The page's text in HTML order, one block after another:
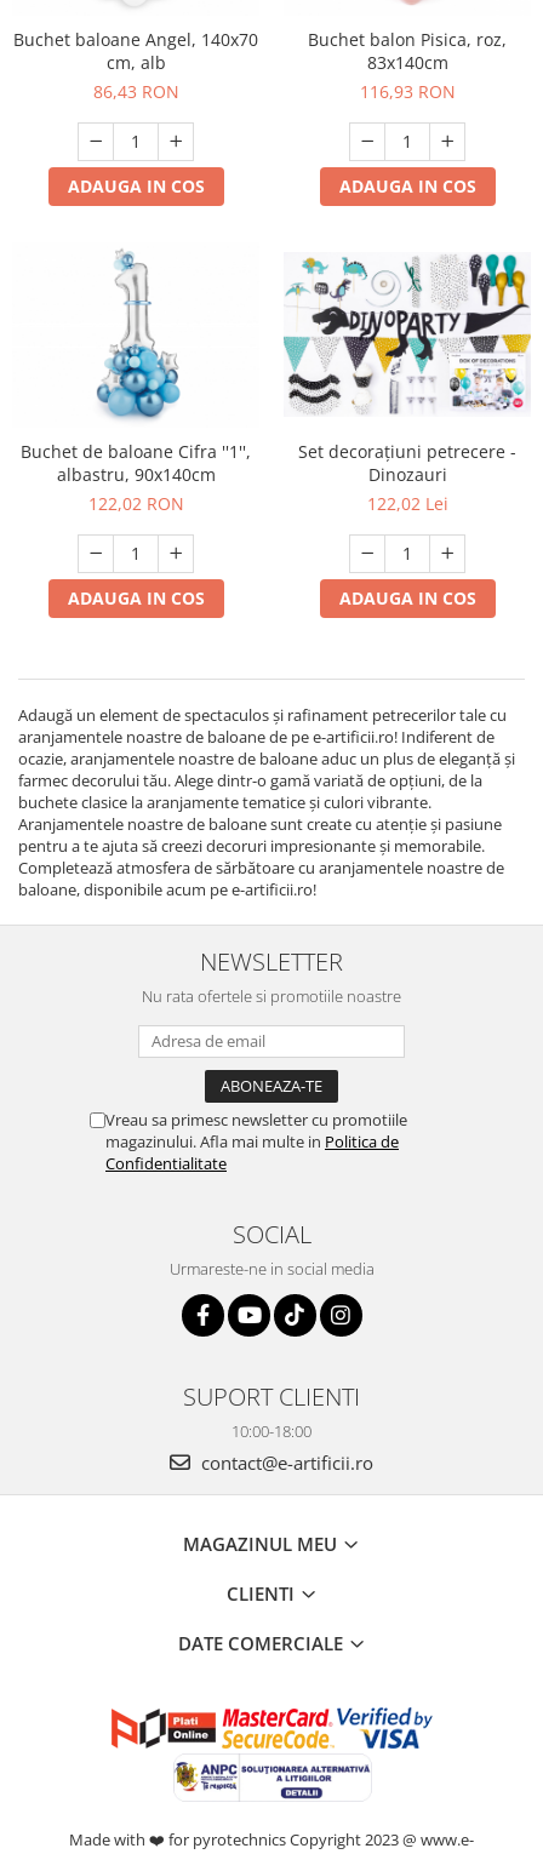
Buchet baloane Angel, 140x70
cm, alb
86,43 RON
ADAUGA IN COS
Buchet balon Pisica, roz,
83x140cm
116,93 RON
ADAUGA IN COS
Buchet de baloane Cifra ''1'',
albastru, 90x140cm
122,02 RON
ADAUGA IN COS
Set decorațiuni petrecere -
Dinozauri
122,02 Lei
ADAUGA IN COS
Adaugă un element de spectaculos și rafinament petrecerilor tale cu
aranjamentele noastre de baloane de pe e-artificii.ro! Indiferent de
ocazie, aranjamentele noastre de baloane aduc un plus de eleganță și
farmec decorului tău. Alege dintr-o gamă variată de opțiuni, de la
buchete clasice la aranjamente tematice și culori vibrante.
Aranjamentele noastre de baloane sunt create cu atenție și pasiune
pentru a te ajuta să creezi decoruri impresionante și memorabile.
Completează atmosfera de sărbătoare cu aranjamentele noastre de
baloane, disponibile acum pe e-artificii.ro!
NEWSLETTER
Nu rata ofertele si promotiile noastre
Vreau sa primesc newsletter cu promotiile
magazinului. Afla mai multe in Politica de
Confidentialitate
SOCIAL
Urmareste-ne in social media
SUPORT CLIENTI
10:00-18:00
contact@e-artificii.ro
MAGAZINUL MEU
CLIENTI
DATE COMERCIALE
Made with ❤️ for pyrotechnics Copyright 2023 @ www.e-